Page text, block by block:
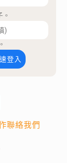
。
登入
聯絡我們